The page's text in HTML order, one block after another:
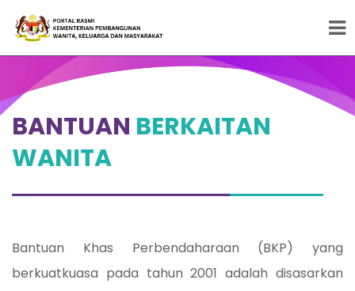
Peneraju Pembangunan Wanita, Keluarga dan
Masyarakat
BANTUAN BERKAITAN
WANITA
Bantuan Khas Perbendaharaan (BKP) yang
berkuatkuasa pada tahun 2001 adalah disasarkan